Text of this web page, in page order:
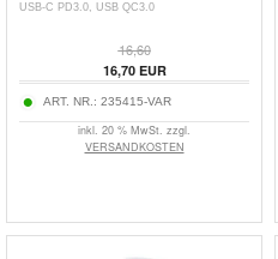
USB-C PD3.0, USB QC3.0
16,60
16,70EUR
ART. NR.: 235415-VAR
inkl. 20 % MwSt. zzgl.
VERSANDKOSTEN